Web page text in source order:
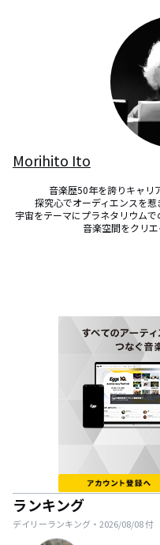
Morihito Ito
音楽歴50年を誇りキャリ
探究心でオーディエンスを惹
宇宙をテーマにプラネタリウム
音楽空間をクリ
ランキング
デイリーランキング・ 2026/08/08付